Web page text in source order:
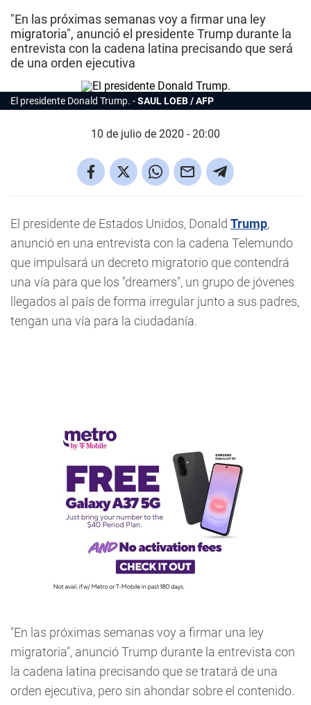
"En las próximas semanas voy a firmar una ley
migratoria", anunció el presidente Trump durante la
entrevista con la cadena latina precisando que será
de una orden ejecutiva
El presidente Donald Trump. SAUL LOEB / AFP
10 de julio de 2020 - 20:00
El presidente de Estados Unidos, Donald Trump,
anunció en una entrevista con la cadena Telemundo
que impulsará un decreto migratorio que contendrá
una vía para que los "dreamers", un grupo de jóvenes
llegados al país de forma irregular junto a sus padres,
tengan una vía para la ciudadanía.
"En las próximas semanas voy a firmar una ley
migratoria", anunció Trump durante la entrevista con
la cadena latina precisando que se tratará de una
orden ejecutiva, pero sin ahondar sobre el contenido.